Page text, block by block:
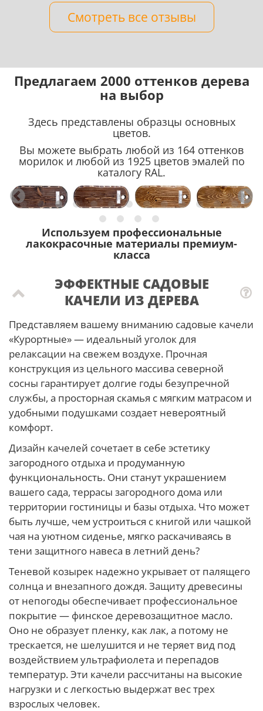
Смотреть все отзывы
Предлагаем 2000 оттенков дерева
на выбор
Здесь представлены образцы основных
цветов.
Вы можете выбрать любой из 164 оттенков
морилок и любой из 1925 цветов эмалей по
каталогу RAL.
Используем профессиональные
лакокрасочные материалы премиум-
класса
ЭФФЕКТНЫЕ САДОВЫЕ
КАЧЕЛИ ИЗ ДЕРЕВА
Представляем вашему вниманию садовые качели
«Курортные» — идеальный уголок для
релаксации на свежем воздухе. Прочная
конструкция из цельного массива северной
сосны гарантирует долгие годы безупречной
службы, а просторная скамья с мягким матрасом и
удобными подушками создает невероятный
комфорт.
Дизайн качелей сочетает в себе эстетику
загородного отдыха и продуманную
функциональность. Они станут украшением
вашего сада, террасы загородного дома или
территории гостиницы и базы отдыха. Что может
быть лучше, чем устроиться с книгой или чашкой
чая на уютном сиденье, мягко раскачиваясь в
тени защитного навеса в летний день?
Теневой козырек надежно укрывает от палящего
солнца и внезапного дождя. Защиту древесины
от непогоды обеспечивает профессиональное
покрытие — финское деревозащитное масло.
Оно не образует пленку, как лак, а потому не
трескается, не шелушится и не теряет вид под
воздействием ультрафиолета и перепадов
температур. Эти качели рассчитаны на высокие
нагрузки и с легкостью выдержат вес трех
взрослых человек.